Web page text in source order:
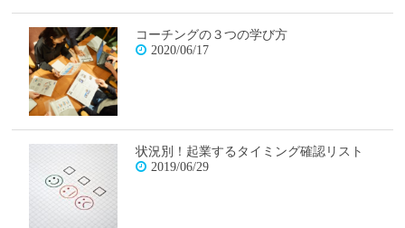
コーチングの３つの学び方
2020/06/17
状況別！起業するタイミング確認リスト
2019/06/29